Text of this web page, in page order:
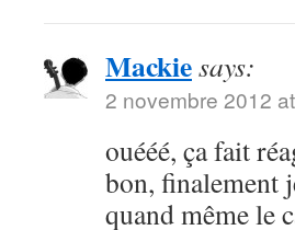
Mackiesays:
2 novembre 2012
ouééé, ça fait
bon, finalement
quand même le